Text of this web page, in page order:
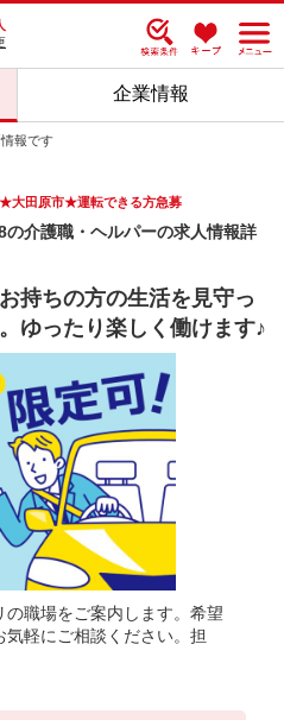
企業情報
報です
大田原市★運転できる方急募
介護職・ヘルパーの求人情報詳
持ちの方の生活を見守っ
ゆったり楽しく働けます♪
職場をご案内します。希望
軽にご相談ください。担